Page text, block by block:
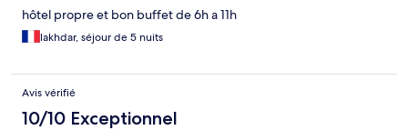
hôtel propre et bon buffet de 6h a 11h
lakhdar, séjour de 5 nuits
Avis vérifié
10/10 Exceptionnel